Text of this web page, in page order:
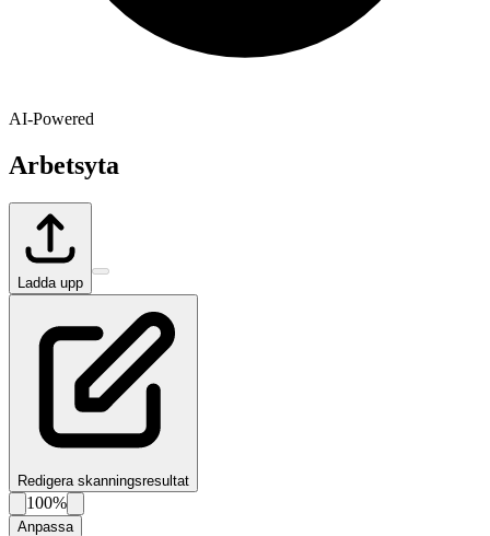
AI-Powered
Arbetsyta
Ladda upp
Redigera skanningsresultat
100%
Anpassa